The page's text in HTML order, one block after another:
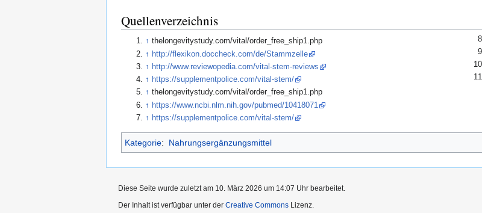
Quellenverzeichnis
↑ thelongevitystudy.com/vital/order_free_ship1.php
↑ http://flexikon.doccheck.com/de/Stammzelle
↑ http://www.reviewopedia.com/vital-stem-reviews
↑ https://supplementpolice.com/vital-stem/
↑ thelongevitystudy.com/vital/order_free_ship1.php
↑ https://www.ncbi.nlm.nih.gov/pubmed/10418071
↑ https://supplementpolice.com/vital-stem/
Kategorie: Nahrungsergänzungsmittel
Diese Seite wurde zuletzt am 10. März 2026 um 14:07 Uhr bearbeitet.
Der Inhalt ist verfügbar unter der Creative Commons Lizenz.